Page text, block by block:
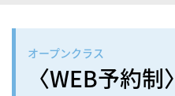
オープンクラス
〈WEB予約